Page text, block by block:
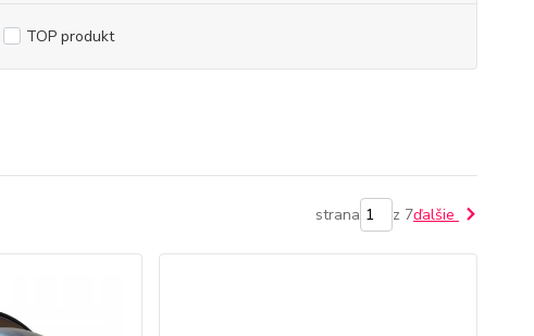
TOP produkt
strana z 7ďalšie